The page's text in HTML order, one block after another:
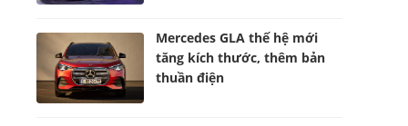
Mercedes GLA thế hệ mới
tăng kích thước, thêm bản
thuần điện